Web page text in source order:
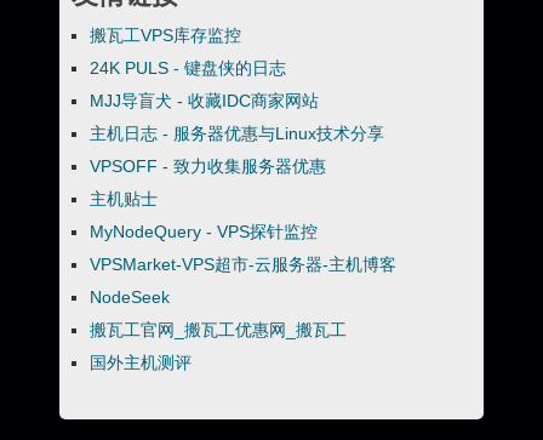
搬瓦工VPS库存监控
24K PULS - 键盘侠的日志
MJJ导盲犬 - 收藏IDC商家网站
主机日志 - 服务器优惠与Linux技术分享
VPSOFF - 致力收集服务器优惠
主机贴士
MyNodeQuery - VPS探针监控
VPSMarket-VPS超市-云服务器-主机博客
NodeSeek
搬瓦工官网_搬瓦工优惠网_搬瓦工
国外主机测评